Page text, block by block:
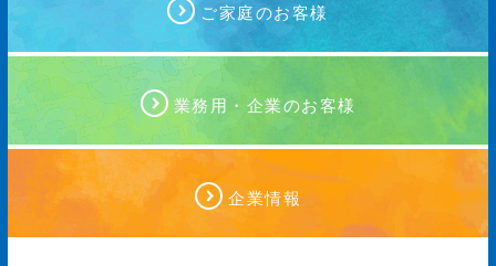
ご家庭のお客様
業務用・企業のお客様
企業情報